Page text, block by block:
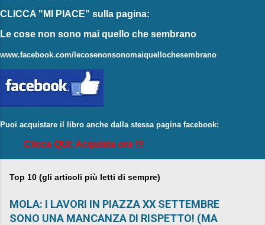
CLICCA "MI PIACE" sulla pagina:
Le cose non sono mai quello che sembrano
www.facebook.com/lecosenonsonomaiquellochesembrano
Puoi acquistare il libro anche dalla stessa pagina facebook:
Clicca QUI: Acquista ora !!!
Top 10 (gli articoli più letti di sempre)
MOLA: I LAVORI IN PIAZZA XX SETTEMBRE
SONO UNA MANCANZA DI RISPETTO! (MA